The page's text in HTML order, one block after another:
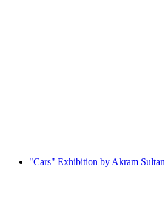
"Cars" Exhibition by Akram Sultan